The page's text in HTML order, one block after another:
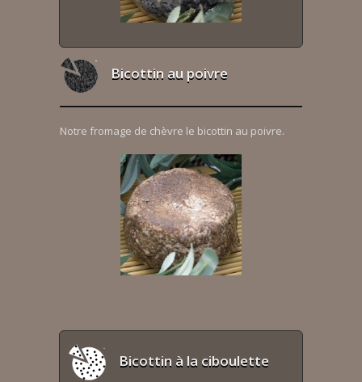
Bicottin au poivre
Notre fromage de chèvre le bicottin au poivre.
Bicottin à la ciboulette